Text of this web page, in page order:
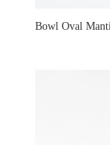
Bowl Oval